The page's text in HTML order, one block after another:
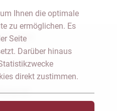
Ihnen die optimale
zu ermöglichen. Es
Seite
Darüber hinaus
direkt zustimmen.